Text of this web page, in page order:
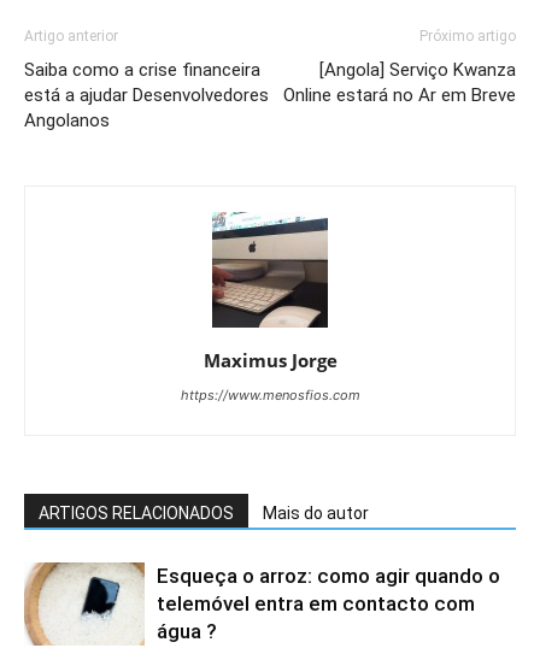
Artigo anterior
Saiba como a crise financeira
está a ajudar Desenvolvedores
Angolanos
Próximo artigo
[Angola] Serviço Kwanza
Online estará no Ar em Breve
Maximus Jorge
https://www.menosfios.com
ARTIGOS RELACIONADOS Mais do autor
Esqueça o arroz: como agir quando o
telemóvel entra em contacto com
água ?